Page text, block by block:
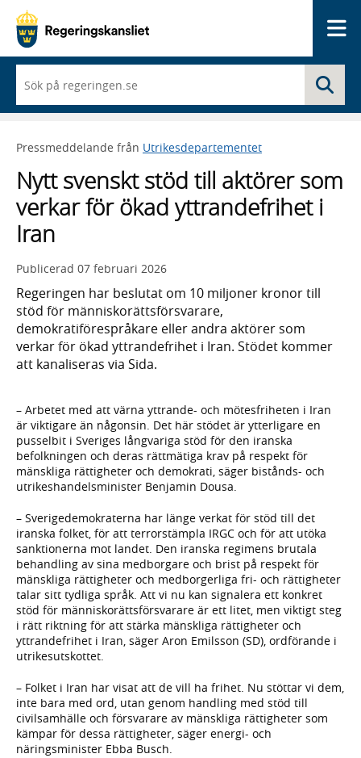
du
börjar
skriva
framträder
lista
med
sökförslag
Pressmeddelande från Utrikesdepartementet
Nytt svenskt stöd till aktörer som
verkar för ökad yttrandefrihet i
Iran
Publicerad 07 februari 2026
Regeringen har beslutat om 10 miljoner kronor till
stöd för människorättsförsvarare,
demokratiförespråkare eller andra aktörer som
verkar för ökad yttrandefrihet i Iran. Stödet kommer
att kanaliseras via Sida.
– Arbetet med att värna yttrande- och mötesfriheten i Iran
är viktigare än någonsin. Det här stödet är ytterligare en
pusselbit i Sveriges långvariga stöd för den iranska
befolkningen och deras rättmätiga krav på respekt för
mänskliga rättigheter och demokrati, säger bistånds- och
utrikeshandelsminister Benjamin Dousa.
– Sverigedemokraterna har länge verkat för stöd till det
iranska folket, för att terrorstämpla IRGC och för att utöka
sanktionerna mot landet. Den iranska regimens brutala
behandling av sina medborgare och brist på respekt för
mänskliga rättigheter och medborgerliga fri- och rättigheter
talar sitt tydliga språk. Att vi nu kan signalera ett konkret
stöd för människorättsförsvarare är ett litet, men viktigt steg
i rätt riktning för att stärka mänskliga rättigheter och
yttrandefrihet i Iran, säger Aron Emilsson (SD), ordförande i
utrikesutskottet.
– Folket i Iran har visat att de vill ha frihet. Nu stöttar vi dem,
inte bara med ord, utan genom handling med stöd till
civilsamhälle och försvarare av mänskliga rättigheter som
kämpar för dessa rättigheter, säger energi- och
näringsminister Ebba Busch.